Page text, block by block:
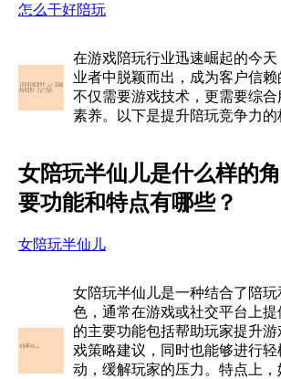
怎么干好陪玩
在游戏陪玩行业迅速崛起的今天
业者中脱颖而出，成为客户信赖
不仅需要游戏技术，更需要综
素养。以下是提升陪玩竞争力的
女陪玩半仙儿是什么样的
要功能和特点有哪些？
女陪玩半仙儿
女陪玩半仙儿是一种结合了陪玩
色，通常在游戏或社交平台上
的主要功能包括帮助玩家提升
戏策略建议，同时也能够进行
动，缓解玩家的压力。特点上